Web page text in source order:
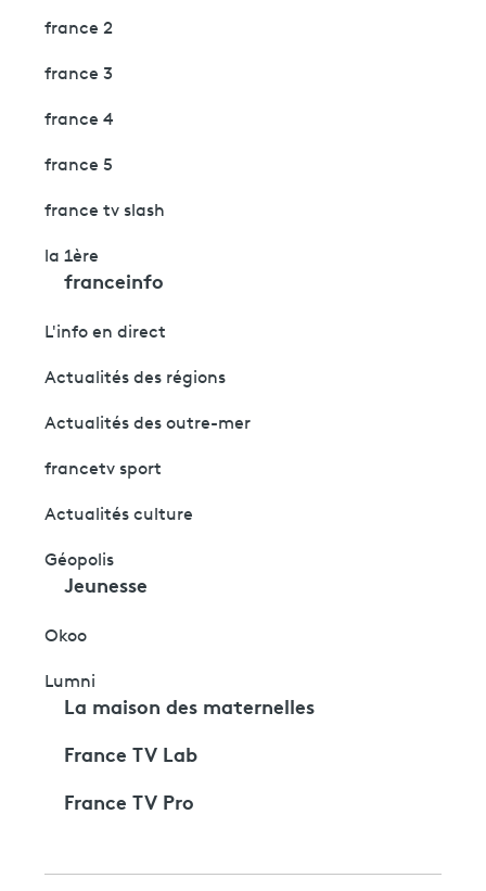
france 2
france 3
france 4
france 5
france tv slash
la 1ère
franceinfo
L'info en direct
Actualités des régions
Actualités des outre-mer
francetv sport
Actualités culture
Géopolis
Jeunesse
Okoo
Lumni
La maison des maternelles
France TV Lab
France TV Pro